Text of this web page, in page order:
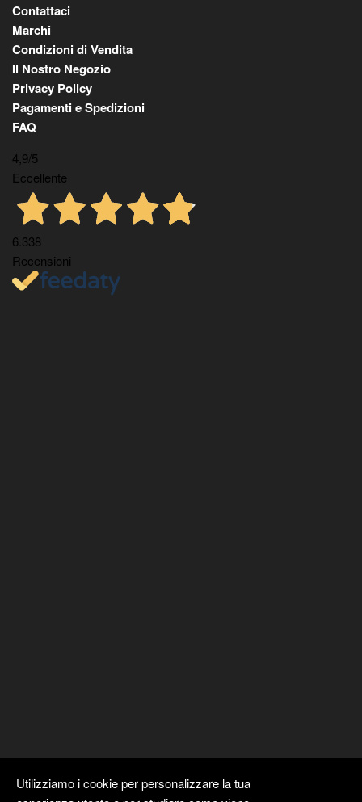
Contattaci
Marchi
Condizioni di Vendita
Il Nostro Negozio
Privacy Policy
Pagamenti e Spedizioni
FAQ
4,9/5
Eccellente
6.338
Recensioni
Utilizziamo i cookie per personalizzare la tua